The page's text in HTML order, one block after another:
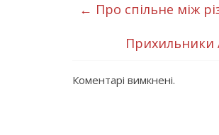
← Про спільне між
Прихильники
Коментарі вимкнені.